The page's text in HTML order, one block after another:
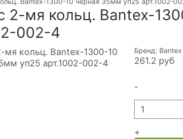
2-мя кольц. Bantex-
002-4
Бренд: Bantex
261.2 руб
-
+